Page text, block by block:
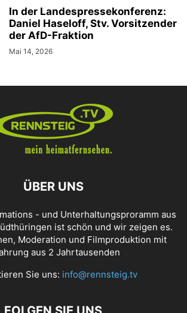
In der Landespressekonferenz:
Daniel Haseloff, Stv. Vorsitzender
der AfD-Fraktion
Mai 14, 2026
ÜBER UNS
- und Unterhaltungsproramm aus
ist schön und wir zeigen es.
Moderation und Filmproduktion mit
aus 2 Jahrtausenden
Sie uns: info@rennsteig.tv